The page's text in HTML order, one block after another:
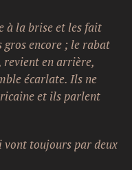
à la brise et les fait
encore ; le rabat
revient en arrière,
écarlate. Ils ne
et ils parlent
vont toujours par deux